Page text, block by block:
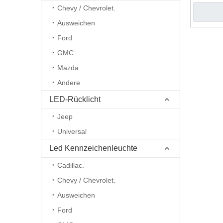
Chevy / Chevrolet.
Ausweichen
Ford
GMC
Mazda
Andere
LED-Rücklicht
Jeep
Universal
Led Kennzeichenleuchte
Cadillac.
Chevy / Chevrolet.
Ausweichen
Ford